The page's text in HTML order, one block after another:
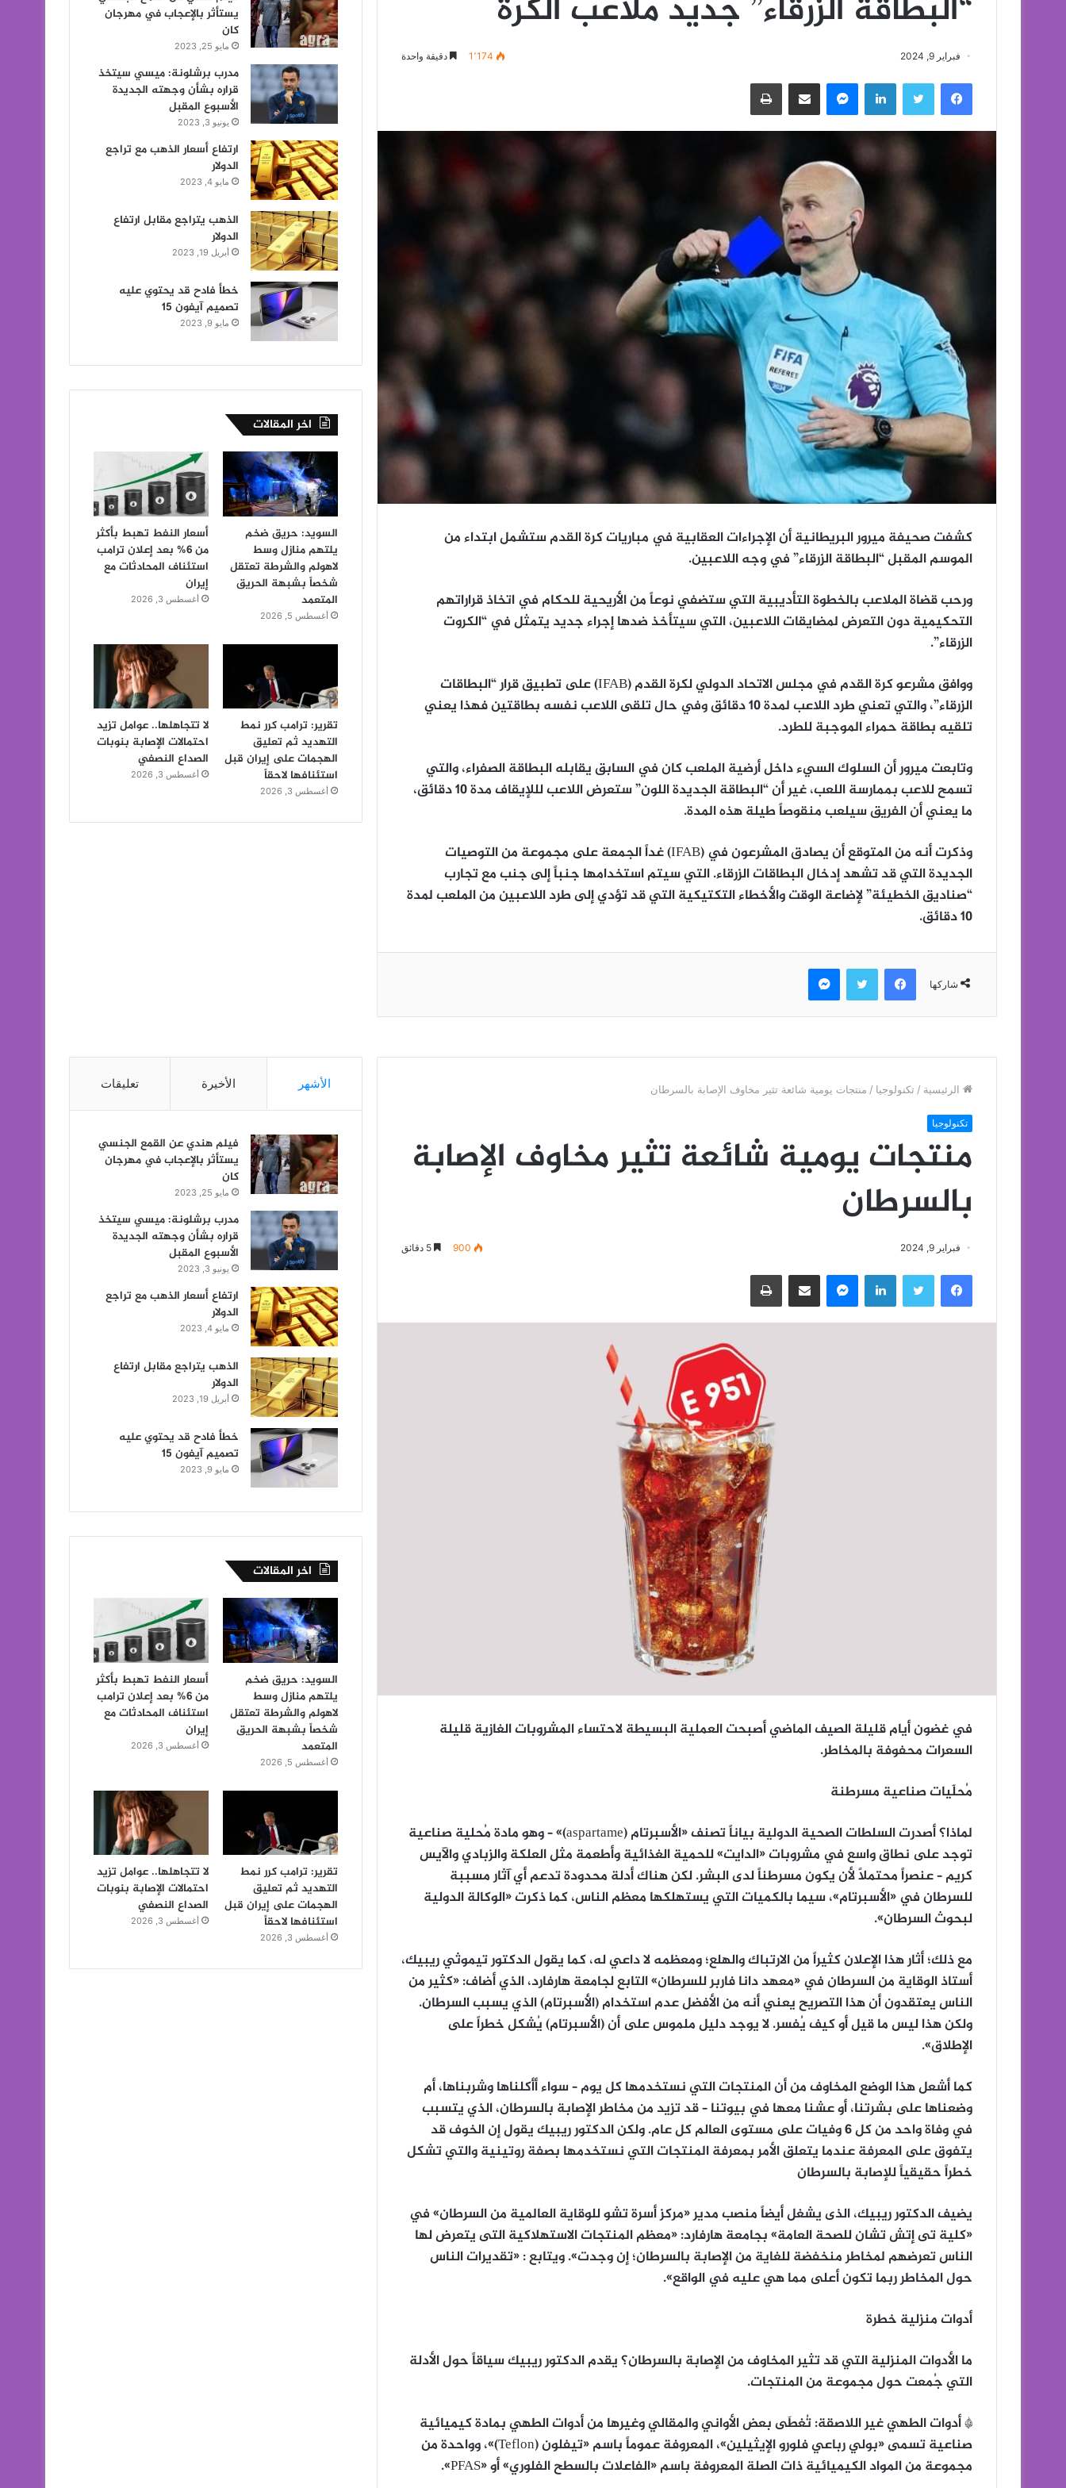
“البطاقة الزرقاء” جديد ملاعب الكرة
فبراير 9, 2024 1٬174 دقيقة واحدة
فيسبوك تويتر لينكدإن ماسنجر مشاركة عبر البريد طباعة
كشفت صحيفة ميرور البريطانية أن الإجراءات العقابية في مباريات كرة القدم ستشمل ابتداء من
الموسم المقبل “البطاقة الزرقاء” في وجه اللاعبين.
ورحب قضاة الملاعب بالخطوة التأديبية التي ستضفي نوعاً من الأريحية للحكام في اتخاذ قراراتهم
التحكيمية دون التعرض لمضايقات اللاعبين، التي سيتأخذ ضدها إجراء جديد يتمثل في “الكروت
الزرقاء”.
ووافق مشرعو كرة القدم في مجلس الاتحاد الدولي لكرة القدم (IFAB) على تطبيق قرار “البطاقات
الزرقاء”، والتي تعني طرد اللاعب لمدة 10 دقائق وفي حال تلقى اللاعب نفسه بطاقتين فهذا يعني
تلقيه بطاقة حمراء الموجبة للطرد.
وتابعت ميرور أن السلوك السيء داخل أرضية الملعب كان في السابق يقابله البطاقة الصفراء، والتي
تسمح للاعب بممارسة اللعب، غير أن “البطاقة الجديدة اللون” ستعرض اللاعب لللإيقاف مدة 10 دقائق،
ما يعني أن الفريق سيلعب منقوصاً طيلة هذه المدة.
وذكرت أنه من المتوقع أن يصادق المشرعون في (IFAB) غداً الجمعة على مجموعة من التوصيات
الجديدة التي قد تشهد إدخال البطاقات الزرقاء. التي سيتم استخدامها جنباً إلى جنب مع تجارب
“صناديق الخطيئة” لإضاعة الوقت والأخطاء التكتيكية التي قد تؤدي إلى طرد اللاعبين من الملعب لمدة
10 دقائق.
شاركها
فيسبوك تويتر ماسنجر
يستأثر بالإعجاب في مهرجان
كان
مايو 25, 2023
مدرب برشلونة: ميسي سيتخذ
قراره بشأن وجهته الجديدة
الأسبوع المقبل
يونيو 3, 2023
ارتفاع أسعار الذهب مع تراجع
الدولار
مايو 4, 2023
الذهب يتراجع مقابل ارتفاع
الدولار
أبريل 19, 2023
خطأ فادح قد يحتوي عليه
تصميم آيفون 15
مايو 9, 2023
اخر المقالات
السويد: حريق ضخم
يلتهم منازل وسط
لاهولم والشرطة تعتقل
شخصاً بشبهة الحريق
المتعمد
أغسطس 5, 2026
أسعار النفط تهبط بأكثر
من 6% بعد إعلان ترامب
استئناف المحادثات مع
إيران
أغسطس 3, 2026
تقرير: ترامب كرر نمط
التهديد ثم تعليق
الهجمات على إيران قبل
استئنافها لاحقاً
أغسطس 3, 2026
لا تتجاهلها.. عوامل تزيد
احتمالات الإصابة بنوبات
الصداع النصفي
أغسطس 3, 2026